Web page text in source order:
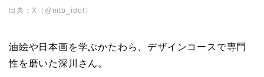
出典：X（@mtb_idol）
油絵や日本画を学ぶかたわら、デザインコースで専門
性を磨いた深川さん。